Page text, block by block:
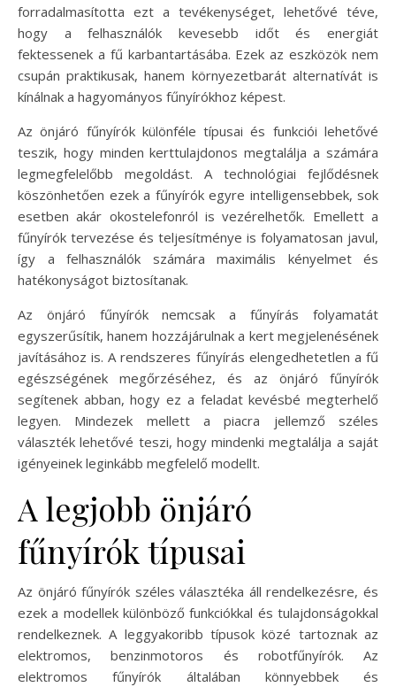
forradalmasította ezt a tevékenységet, lehetővé téve,
hogy a felhasználók kevesebb időt és energiát
fektessenek a fű karbantartásába. Ezek az eszközök nem
csupán praktikusak, hanem környezetbarát alternatívát is
kínálnak a hagyományos fűnyírókhoz képest.
Az önjáró fűnyírók különféle típusai és funkciói lehetővé
teszik, hogy minden kerttulajdonos megtalálja a számára
legmegfelelőbb megoldást. A technológiai fejlődésnek
köszönhetően ezek a fűnyírók egyre intelligensebbek, sok
esetben akár okostelefonról is vezérelhetők. Emellett a
fűnyírók tervezése és teljesítménye is folyamatosan javul,
így a felhasználók számára maximális kényelmet és
hatékonyságot biztosítanak.
Az önjáró fűnyírók nemcsak a fűnyírás folyamatát
egyszerűsítik, hanem hozzájárulnak a kert megjelenésének
javításához is. A rendszeres fűnyírás elengedhetetlen a fű
egészségének megőrzéséhez, és az önjáró fűnyírók
segítenek abban, hogy ez a feladat kevésbé megterhelő
legyen. Mindezek mellett a piacra jellemző széles
választék lehetővé teszi, hogy mindenki megtalálja a saját
igényeinek leginkább megfelelő modellt.
A legjobb önjáró
fűnyírók típusai
Az önjáró fűnyírók széles választéka áll rendelkezésre, és
ezek a modellek különböző funkciókkal és tulajdonságokkal
rendelkeznek. A leggyakoribb típusok közé tartoznak az
elektromos, benzinmotoros és robotfűnyírók. Az
elektromos fűnyírók általában könnyebbek és